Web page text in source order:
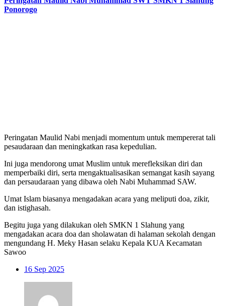
Ponorogo
Peringatan Maulid Nabi menjadi momentum untuk mempererat tali
pesaudaraan dan meningkatkan rasa kepedulian.
Ini juga mendorong umat Muslim untuk merefleksikan diri dan
memperbaiki diri, serta mengaktualisasikan semangat kasih sayang
dan persaudaraan yang dibawa oleh Nabi Muhammad SAW.
Umat Islam biasanya mengadakan acara yang meliputi doa, zikir,
dan istighasah.
Begitu juga yang dilakukan oleh SMKN 1 Slahung yang
mengadakan acara doa dan sholawatan di halaman sekolah dengan
mengundang H. Meky Hasan selaku Kepala KUA Kecamatan
Sawoo
16 Sep 2025